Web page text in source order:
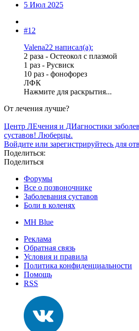
5 Июл 2025
#12
Valena22 написал(а):
2 раза - Остеокол с плазмой
1 раз - Русвиск
10 раз - фонофорез
ЛФК
Нажмите для раскрытия...
От лечения лучше?
Центр ЛЕчения и ДИагностики
суставов! Люберцы.
Войдите или зарегистрируйтесь для
Поделиться:
Поделиться
Форумы
Все о позвоночнике
Заболевания суставов
Боли в коленях
MH Blue
Реклама
Обратная связь
Условия и правила
Политика конфиденциальности
Помощь
RSS